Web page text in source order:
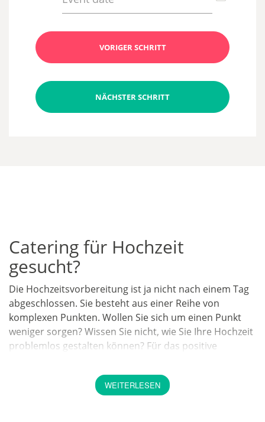
VORIGER SCHRITT
NÄCHSTER SCHRITT
Catering für Hochzeit
gesucht?
Die Hochzeitsvorbereitung ist ja nicht nach einem Tag
abgeschlossen. Sie besteht aus einer Reihe von
komplexen Punkten. Wollen Sie sich um einen Punkt
weniger sorgen? Wissen Sie nicht, wie Sie Ihre Hochzeit
problemlos gestalten können? Für das positive
Musik und Essen. Wir wollen Ihnen helfen, mühelos das
beste für Sie zu finden. Benötigen Sie ein besonders
WEITERLESEN